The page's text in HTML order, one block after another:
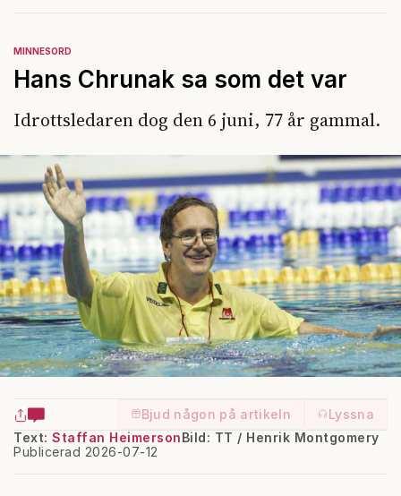
MINNESORD
Hans Chrunak sa som det var
Idrottsledaren dog den 6 juni, 77 år gammal.
Bjud någon på artikeln
Lyssna
Text: Staffan Heimerson
Publicerad 2026-07-12
Bild: TT / Henrik Montgomery